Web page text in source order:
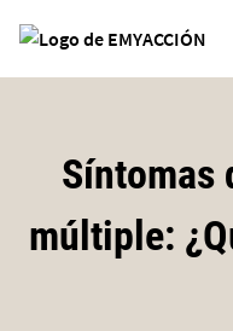
Site Logo
Síntomas
múltiple: